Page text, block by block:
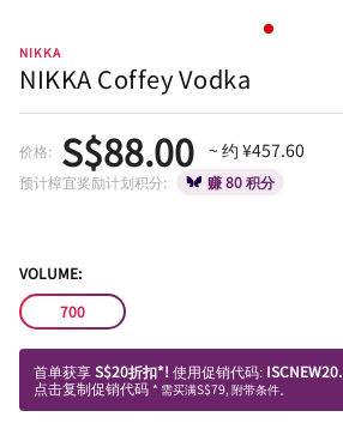
NIKKA
NIKKA Coffey Vodka
价格: S$88.00 ~ 约 ¥457.60
预计樟宜奖励计划积分: 赚 80 积分
VOLUME:
700
首单获享S$20折扣*! 使用促销代码: ISCNEW20.
点击复制促销代码 * 需买满S$79, 附带条件。